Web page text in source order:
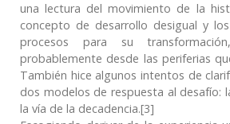
una lectura del movimiento de la
concepto de desarrollo desigual y
procesos para su
probablemente desde las periferias
También hice algunos intentos de
dos modelos de respuesta al desafío:
la vía de la decadencia.[3]